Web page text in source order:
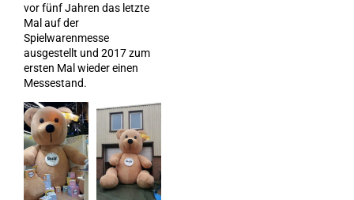
vor fünf Jahren das letzte
Mal auf der
Spielwarenmesse
ausgestellt und 2017 zum
ersten Mal wieder einen
Messestand.